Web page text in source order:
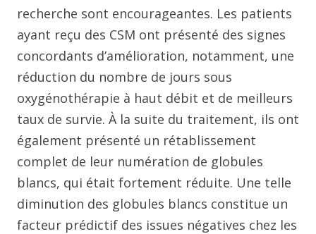
recherche sont encourageantes. Les patients
ayant reçu des CSM ont présenté des signes
concordants d’amélioration, notamment, une
réduction du nombre de jours sous
oxygénothérapie à haut débit et de meilleurs
taux de survie. À la suite du traitement, ils ont
également présenté un rétablissement
complet de leur numération de globules
blancs, qui était fortement réduite. Une telle
diminution des globules blancs constitue un
facteur prédictif des issues négatives chez les